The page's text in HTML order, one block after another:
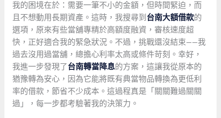
我的困境在於：需要一筆不小的金額，但時間緊迫，而
且不想動用長期資產。這時，我搜尋到 台南大額借款的
選項，原來有些當舖專精於高額度融資，審核速度超
快，正好適合我的緊急狀況。不過，挑戰還沒結束——我
過去沒用過當舖，總擔心利率太高或條件苛刻。幸好，
我進一步發現了台南轉當降息的方案，這讓我從原本的
猶豫轉為安心，因為它能將既有典當物品轉換為更低利
率的借款，節省不少成本。這過程真是「關關難過關關
過」，每一步都考驗著我的決策力。